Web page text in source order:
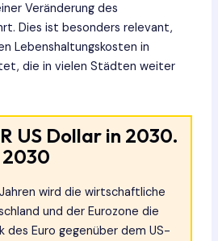
Veränderung des
Dies ist besonders relevant,
Lebenshaltungskosten in
die in vielen Städten weiter
US Dollar in 2030.
wird die wirtschaftliche
und der Eurozone die
des Euro gegenüber dem US-